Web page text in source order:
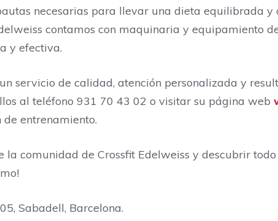
necesarias para llevar una dieta equilibrada y
contamos con maquinaria y equipamiento
y efectiva.
servicio de calidad, atención personalizada y
al teléfono 931 70 43 02 o visitar su página web
entrenamiento.
comunidad de Crossfit Edelweiss y descubrir
Sabadell, Barcelona.